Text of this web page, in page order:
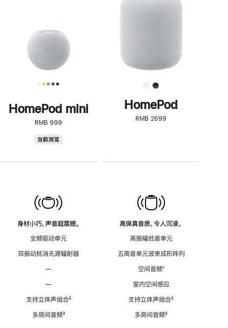
HomePod mini
RMB 999
当前浏览
身材小巧，声音超震撼。
全频驱动单元
双振动抵消无源辐射器
—
—
支持立体声组合脚
²
多房间音频脚
³
了
解
HomePod<
HomePod
RMB 2699
高保真音质，令人沉浸。
高振幅低音单元
五高音单元波束成形阵列
空间音频脚
¹
室内空间感应
支持立体声组合脚
²
多房间音频脚
³